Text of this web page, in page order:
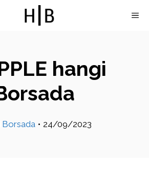
hangi
Borsada • 24/09/2023